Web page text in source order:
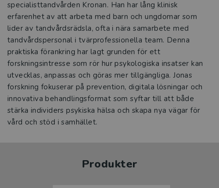
specialisttandvården Kronan. Han har lång klinisk
erfarenhet av att arbeta med barn och ungdomar som
lider av tandvårdsrädsla, ofta i nära samarbete med
tandvårdspersonal i tvärprofessionella team. Denna
praktiska förankring har lagt grunden för ett
forskningsintresse som rör hur psykologiska insatser kan
utvecklas, anpassas och göras mer tillgängliga. Jonas
forskning fokuserar på prevention, digitala lösningar och
innovativa behandlingsformat som syftar till att både
stärka individers psykiska hälsa och skapa nya vägar för
vård och stöd i samhället.
Produkter